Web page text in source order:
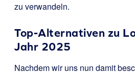
zu verwandeln.
Top-Alternativen zu
Jahr 2025
Nachdem wir uns nun damit